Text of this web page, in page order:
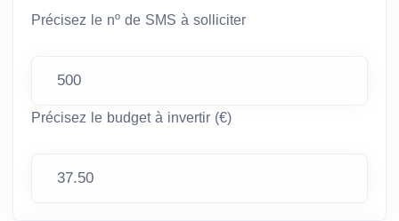
Précisez le nº de SMS à solliciter
Précisez le budget à invertir (€)